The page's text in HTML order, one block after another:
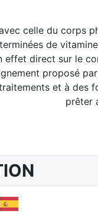
celle du corps
de
effet direct sur le
proposé
et à des
prêter
de la musique